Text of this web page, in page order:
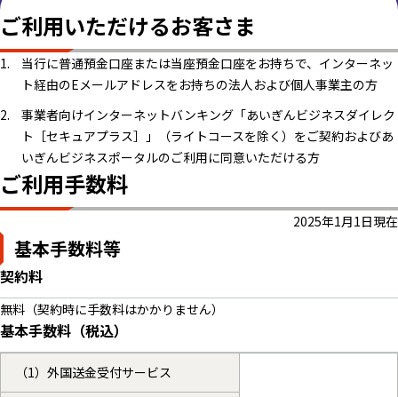
ご利用いただけるお客さま
当行に普通預金口座または当座預金口座をお持ちで、インターネッ
ト経由のEメールアドレスをお持ちの法人および個人事業主の方
事業者向けインターネットバンキング「あいぎんビジネスダイレク
ト［セキュアプラス］」（ライトコースを除く）をご契約およびあ
いぎんビジネスポータルのご利用に同意いただける方
ご利用手数料
2025年1月1日現在
基本手数料等
契約料
無料（契約時に手数料はかかりません）
基本手数料（税込）
（1）外国送金受付サービス